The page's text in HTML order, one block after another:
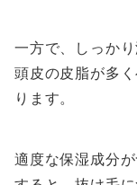
一方で、しっか
頭皮の皮脂が多
ります。
適度な保湿成分